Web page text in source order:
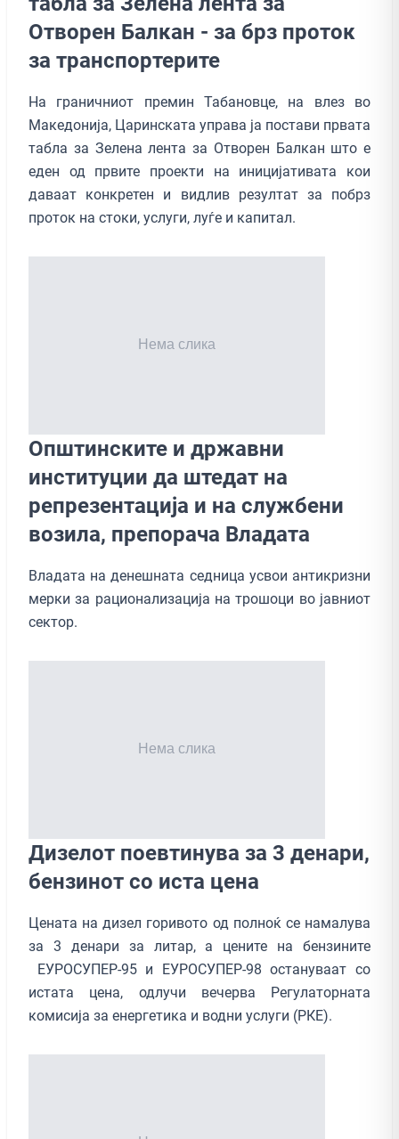
Отворен Балкан - за брз проток
за транспортерите
На граничниот премин Табановце, на влез во
Македонија, Царинската управа ја постави првата
табла за Зелена лента за Отворен Балкан што е
еден од првите проекти на иницијативата кои
даваат конкретен и видлив резултат за побрз
проток на стоки, услуги, луѓе и капитал.
Општинските и државни
институции да штедат на
репрезентација и на службени
возила, препорача Владата
Владата на денешната седница усвои антикризни
мерки за рационализација на трошоци во јавниот
сектор.
Дизелот поевтинува за 3 денари,
бензинот со иста цена
Цената на дизел горивото од полноќ се намалува
за 3 денари за литар, а цените на бензините
ЕУРОСУПЕР-95 и ЕУРОСУПЕР-98 остануваат со
истата цена, одлучи вечерва Регулаторната
комисија за енергетика и водни услуги (РКЕ).